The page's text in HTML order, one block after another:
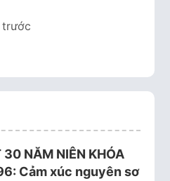
trước
30 NĂM NIÊN KHÓA
Cảm xúc nguyên sơ